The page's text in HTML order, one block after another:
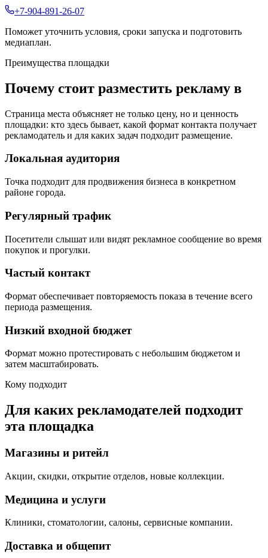
+7-904-891-26-07
Поможет уточнить условия, сроки запуска и подготовить
медиаплан.
Преимущества площадки
Почему стоит разместить рекламу в
Страница места объясняет не только цену, но и ценность
площадки: кто здесь бывает, какой формат контакта получает
рекламодатель и для каких задач подходит размещение.
Локальная аудитория
Точка подходит для продвижения бизнеса в конкретном
районе города.
Регулярный трафик
Посетители слышат или видят рекламное сообщение во время
покупок и прогулки.
Частый контакт
Формат обеспечивает повторяемость показа в течение всего
периода размещения.
Низкий входной бюджет
Формат можно протестировать с небольшим бюджетом и
затем масштабировать.
Кому подходит
Для каких рекламодателей подходит
эта площадка
Магазины и ритейл
Акции, скидки, открытие отделов, новые коллекции.
Медицина и услуги
Клиники, стоматологии, салоны, сервисные компании.
Доставка и общепит